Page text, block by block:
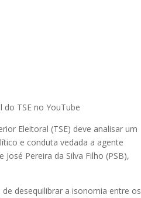
TSE no YouTube
Eleitoral (TSE) deve analisar um
e conduta vedada a agente
Pereira da Silva Filho (PSB),
desequilibrar a isonomia entre os